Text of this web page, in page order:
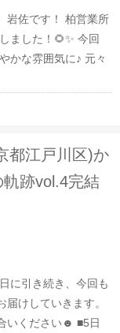
佐です！ 柏営業所
ました！🌻✨ 今回
かな雰囲気に♪ 元々
都江戸川区)か
跡vol.4完結
に引き続き、今回も
けしていきます。
いください☻ ■5日